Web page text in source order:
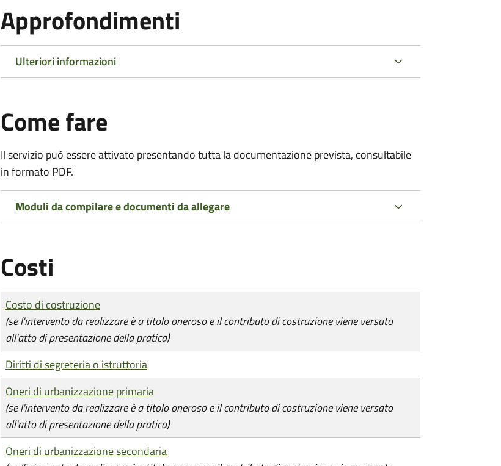
Approfondimenti
Ulteriori informazioni
Come fare
Il servizio può essere attivato presentando tutta la documentazione prevista, consultabile
in formato PDF.
Moduli da compilare e documenti da allegare
Costi
Tipo di pagamento
Importo
Costo di costruzione
(se l'intervento da realizzare è a titolo oneroso e il contributo di costruzione viene versato
all'atto di presentazione della pratica)
Diritti di segreteria o istruttoria
Oneri di urbanizzazione primaria
(se l'intervento da realizzare è a titolo oneroso e il contributo di costruzione viene versato
all'atto di presentazione della pratica)
Oneri di urbanizzazione secondaria